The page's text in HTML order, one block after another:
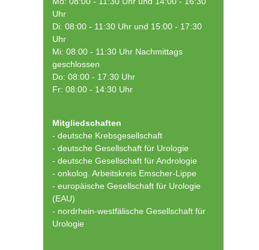
Uhr
Di: 08:00 - 11:30 Uhr und 15:00 - 17:30
Uhr
Mi: 08:00 - 11:30 Uhr Nachmittags
geschlossen
Do: 08:00 - 17:30 Uhr
Fr: 08:00 - 14:30 Uhr
Mitgliedschaften
- deutsche Krebsgesellschaft
- deutsche Gesellschaft für Urologie
- deutsche Gesellschaft für Andrologie
- onkolog. Arbeitskreis Emscher-Lippe
- europäische Gesellschaft für Urologie
(EAU)
- nordrhein-westfälische Gesellschaft für
Urologie